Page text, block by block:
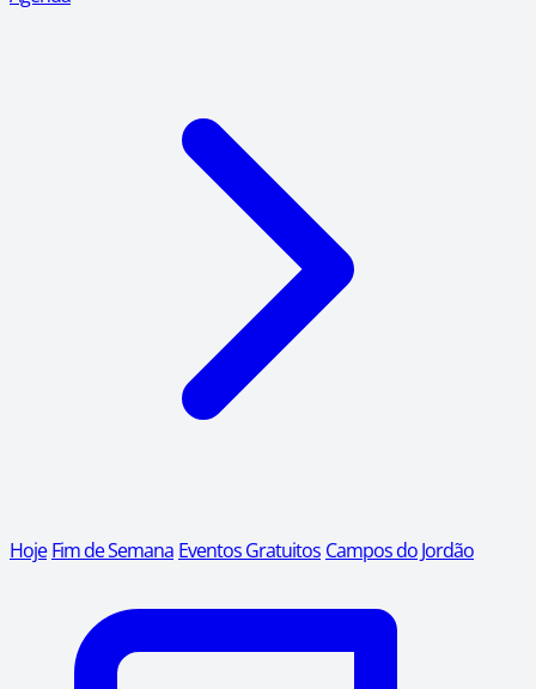
Hoje Fim de Semana Eventos Gratuitos Campos do Jordão